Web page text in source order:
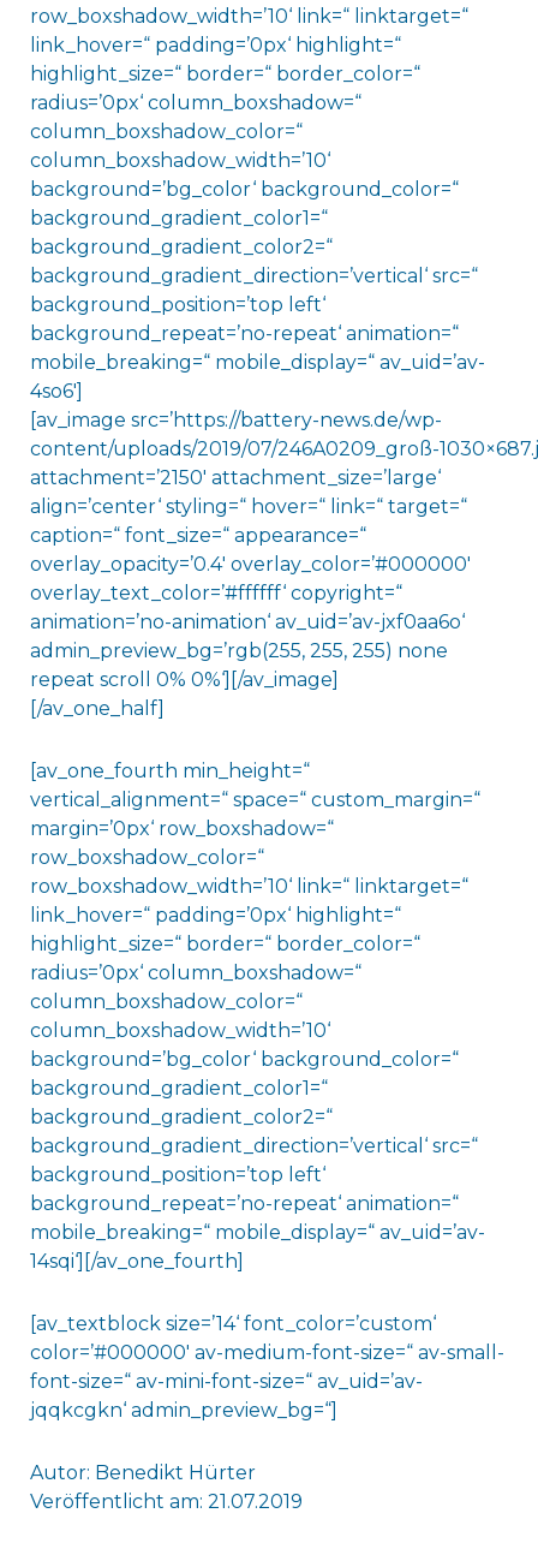
row_boxshadow_width=’10‘ link=“ linktarget=“
link_hover=“ padding=’0px‘ highlight=“
highlight_size=“ border=“ border_color=“
radius=’0px‘ column_boxshadow=“
column_boxshadow_color=“
column_boxshadow_width=’10‘
background=’bg_color‘ background_color=“
background_gradient_color1=“
background_gradient_color2=“
background_gradient_direction=’vertical‘ src=“
background_position=’top left‘
background_repeat=’no-repeat‘ animation=“
mobile_breaking=“ mobile_display=“ av_uid=’av-
4so6′]
[av_image src=’https://battery-news.de/wp-
content/uploads/2019/07/246A0209_groß-
attachment=’2150′ attachment_size=’large‘
align=’center‘ styling=“ hover=“ link=“ target=“
caption=“ font_size=“ appearance=“
overlay_opacity=’0.4′ overlay_color=’#000000′
overlay_text_color=’#ffffff‘ copyright=“
animation=’no-animation‘ av_uid=’av-jxf0aa6o‘
admin_preview_bg=’rgb(255, 255, 255) none
repeat scroll 0% 0%‘][/av_image]
[/av_one_half]
[av_one_fourth min_height=“
vertical_alignment=“ space=“ custom_margin=“
margin=’0px‘ row_boxshadow=“
row_boxshadow_color=“
row_boxshadow_width=’10‘ link=“ linktarget=“
link_hover=“ padding=’0px‘ highlight=“
highlight_size=“ border=“ border_color=“
radius=’0px‘ column_boxshadow=“
column_boxshadow_color=“
column_boxshadow_width=’10‘
background=’bg_color‘ background_color=“
background_gradient_color1=“
background_gradient_color2=“
background_gradient_direction=’vertical‘ src=“
background_position=’top left‘
background_repeat=’no-repeat‘ animation=“
mobile_breaking=“ mobile_display=“ av_uid=’av-
14sqi‘][/av_one_fourth]
[av_textblock size=’14‘ font_color=’custom‘
color=’#000000′ av-medium-font-size=“ av-small-
font-size=“ av-mini-font-size=“ av_uid=’av-
jqqkcgkn‘ admin_preview_bg=“]
Autor: Benedikt Hürter
Veröffentlicht am: 21.07.2019